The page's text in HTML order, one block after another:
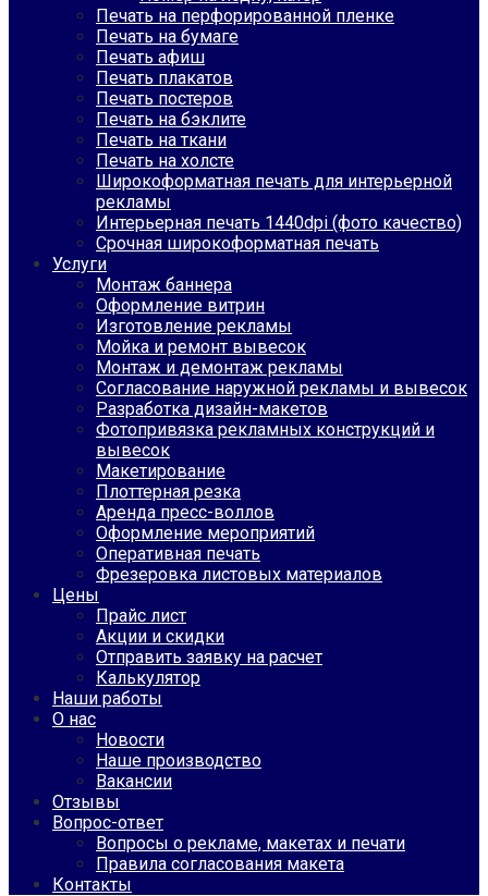
Печать на перфорированной пленке
Печать на бумаге
Печать афиш
Печать плакатов
Печать постеров
Печать на бэклите
Печать на ткани
Печать на холсте
Широкоформатная печать для интерьерной
рекламы
Интерьерная печать 1440dpi (фото качество)
Срочная широкоформатная печать
Услуги
Монтаж баннера
Оформление витрин
Изготовление рекламы
Мойка и ремонт вывесок
Монтаж и демонтаж рекламы
Согласование наружной рекламы и вывесок
Разработка дизайн-макетов
Фотопривязка рекламных конструкций и
вывесок
Макетирование
Плоттерная резка
Аренда пресс-воллов
Оформление мероприятий
Оперативная печать
Фрезеровка листовых материалов
Цены
Прайс лист
Акции и скидки
Отправить заявку на расчет
Калькулятор
Наши работы
О нас
Новости
Наше производство
Вакансии
Отзывы
Вопрос-ответ
Вопросы о рекламе, макетах и печати
Правила согласования макета
Контакты